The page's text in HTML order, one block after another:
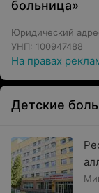
Аллергология.
Пребывание
Обращаем
реакции.
больница»
Юридический
УНП: 100947488
На правах